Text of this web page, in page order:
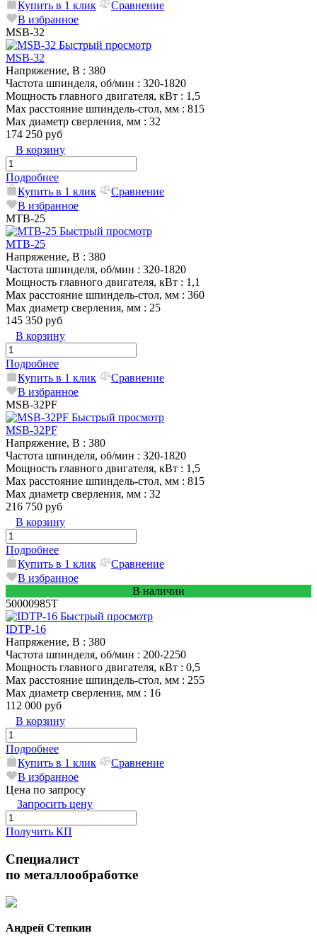
Купить в 1 клик
Сравнение
В избранное
MSB-32
Быстрый просмотр
MSB-32
Напряжение, В : 380
Частота шпинделя, об/мин : 320-1820
Мощность главного двигателя, кВт : 1,5
Max расстояние шпиндель-стол, мм : 815
Max диаметр сверления, мм : 32
174 250 руб
В корзину
Подробнее
Купить в 1 клик
Сравнение
В избранное
MTB-25
Быстрый просмотр
MTB-25
Напряжение, В : 380
Частота шпинделя, об/мин : 320-1820
Мощность главного двигателя, кВт : 1,1
Max расстояние шпиндель-стол, мм : 360
Max диаметр сверления, мм : 25
145 350 руб
В корзину
Подробнее
Купить в 1 клик
Сравнение
В избранное
MSB-32PF
Быстрый просмотр
MSB-32PF
Напряжение, В : 380
Частота шпинделя, об/мин : 320-1820
Мощность главного двигателя, кВт : 1,5
Max расстояние шпиндель-стол, мм : 815
Max диаметр сверления, мм : 32
216 750 руб
В корзину
Подробнее
Купить в 1 клик
Сравнение
В избранное
В наличии
50000985T
Быстрый просмотр
IDTP-16
Напряжение, В : 380
Частота шпинделя, об/мин : 200-2250
Мощность главного двигателя, кВт : 0,5
Max расстояние шпиндель-стол, мм : 255
Max диаметр сверления, мм : 16
112 000 руб
В корзину
Подробнее
Купить в 1 клик
Сравнение
В избранное
Цена по запросу
Запросить цену
Получить КП
Специалист
по металлообработке
Андрей Степкин